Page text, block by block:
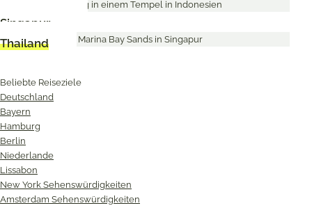
Singapur
Thailand
Beliebte Reiseziele
Deutschland
Bayern
Hamburg
Berlin
Niederlande
Lissabon
New York Sehenswürdigkeiten
Amsterdam Sehenswürdigkeiten